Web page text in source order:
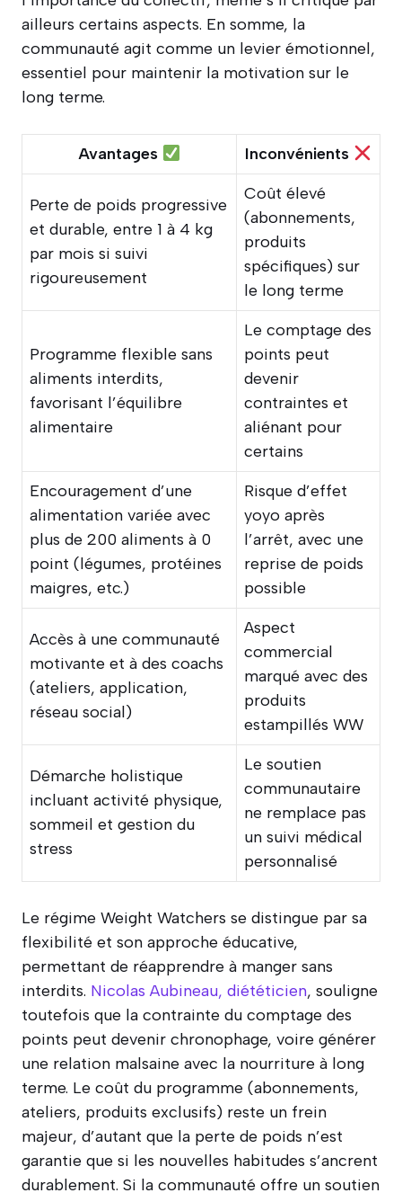
ailleurs certains aspects. En somme, la
communauté agit comme un levier émotionnel,
essentiel pour maintenir la motivation sur le
long terme.
Avantages Inconvénients
Perte de poids progressive
et durable, entre 1 à 4 kg
par mois si suivi
rigoureusement
Coût élevé
(abonnements,
produits
spécifiques) sur
le long terme
Programme flexible sans
aliments interdits,
favorisant l’équilibre
alimentaire
Le comptage des
points peut
devenir
contraintes et
aliénant pour
certains
Encouragement d’une
alimentation variée avec
plus de 200 aliments à 0
point (légumes, protéines
maigres, etc.)
Risque d’effet
yoyo après
l’arrêt, avec une
reprise de poids
possible
Accès à une communauté
motivante et à des coachs
(ateliers, application,
réseau social)
Aspect
commercial
marqué avec des
produits
estampillés WW
Démarche holistique
incluant activité physique,
sommeil et gestion du
stress
Le soutien
communautaire
ne remplace pas
un suivi médical
personnalisé
Le régime Weight Watchers se distingue par sa
flexibilité et son approche éducative,
permettant de réapprendre à manger sans
interdits. Nicolas Aubineau, diététicien, souligne
toutefois que la contrainte du comptage des
points peut devenir chronophage, voire générer
une relation malsaine avec la nourriture à long
terme. Le coût du programme (abonnements,
ateliers, produits exclusifs) reste un frein
majeur, d’autant que la perte de poids n’est
garantie que si les nouvelles habitudes s’ancrent
durablement. Si la communauté offre un soutien